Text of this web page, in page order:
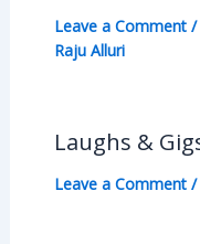
Leave a Comment /
Raju Alluri
Laughs &
Leave a Comment /